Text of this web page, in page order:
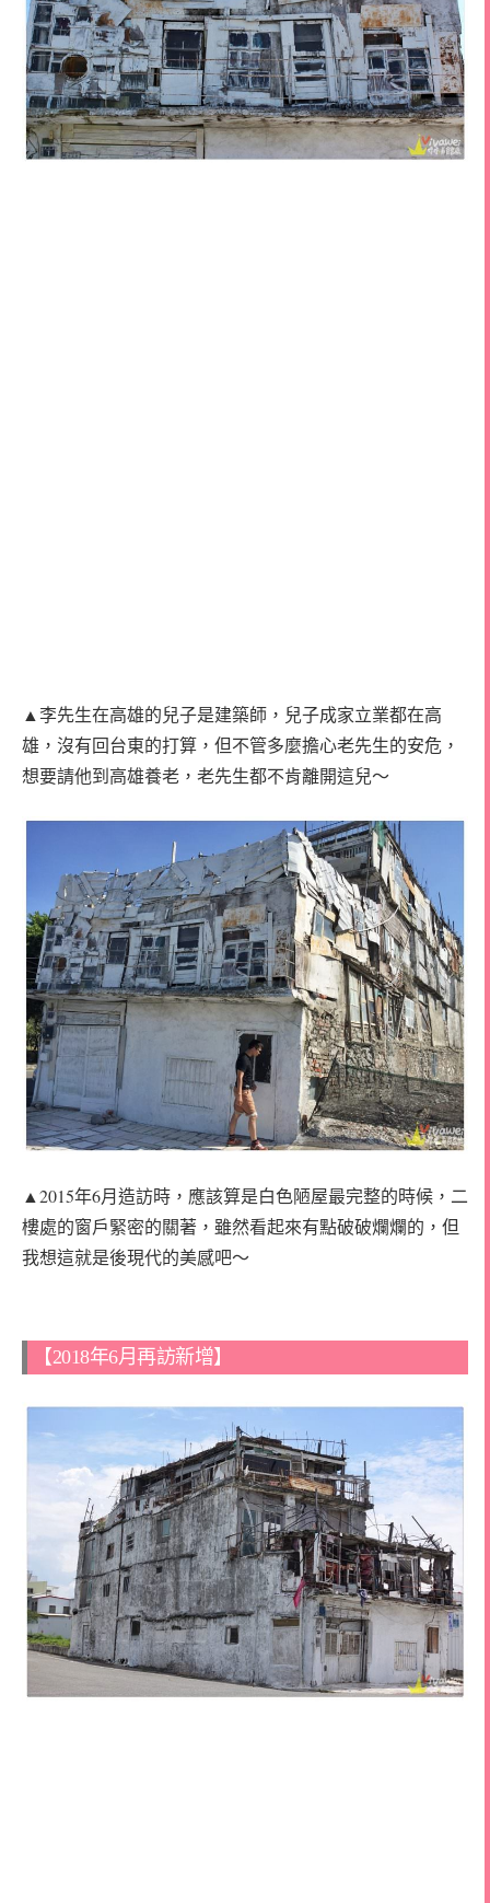
▲李先生在高雄的兒子是建築師，兒子成家立業都在高
雄，沒有回台東的打算， 但不管多麼擔心老先生的安危，
想要請他到高雄養老，老先生都不肯離開這兒～
▲2015年6月造訪時，應該算是白色陋屋最完整的時候，二
樓處的窗戶緊密的關著，雖然看起來有點破破爛爛的，但
我想這就是後現代的美感吧～
【2018年6月再訪新增】